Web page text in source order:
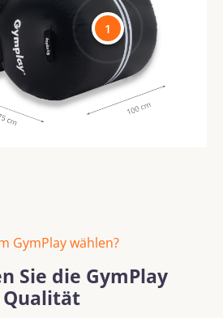
1
GymPlay wählen?
Sie die GymPlay
Qualität